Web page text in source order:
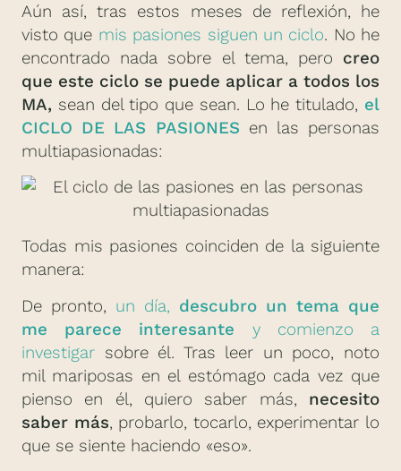
Aún así, tras estos meses de reflexión, he
visto que mis pasiones siguen un ciclo. No he
encontrado nada sobre el tema, pero creo
que este ciclo se puede aplicar a todos los
MA, sean del tipo que sean. Lo he titulado, el
CICLO DE LAS PASIONES en las personas
multiapasionadas:
Todas mis pasiones coinciden de la siguiente
manera:
De pronto, un día, descubro un tema que
me parece interesante y comienzo a
investigar sobre él. Tras leer un poco, noto
mil mariposas en el estómago cada vez que
pienso en él, quiero saber más, necesito
saber más, probarlo, tocarlo, experimentar lo
que se siente haciendo «eso».